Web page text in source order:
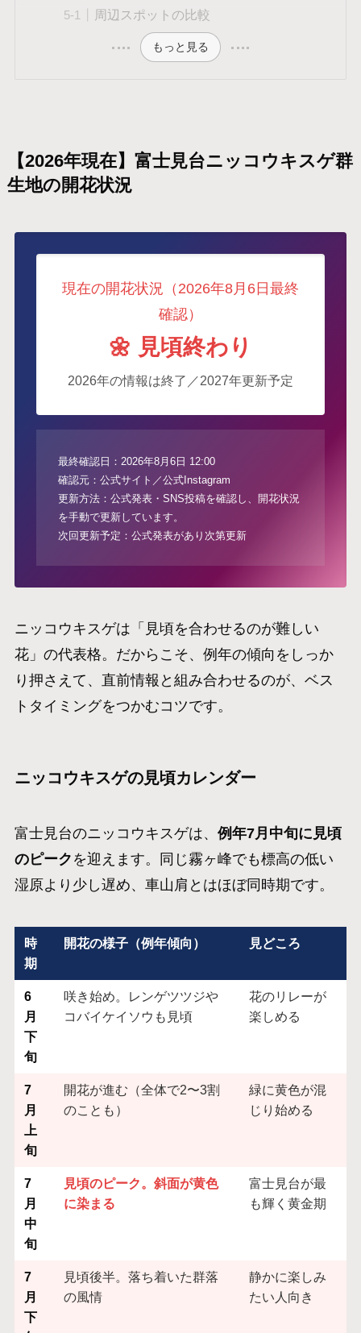
周辺スポットの比較
もっと見る
【2026年現在】富士見台ニッコウキスゲ群
生地の開花状況
現在の開花状況（2026年8月6日最終
確認）
🌼 見頃終わり
2026年の情報は終了／2027年更新予定
最終確認日：2026年8月6日 12:00
確認元：公式サイト／公式Instagram
更新方法：公式発表・SNS投稿を確認し、開花状況
を手動で更新しています。
次回更新予定：公式発表があり次第更新
ニッコウキスゲは「見頃を合わせるのが難しい
花」の代表格。だからこそ、例年の傾向をしっか
り押さえて、直前情報と組み合わせるのが、ベス
トタイミングをつかむコツです。
ニッコウキスゲの見頃カレンダー
富士見台のニッコウキスゲは、 例年7月中旬に見頃
のピーク を迎えます。同じ霧ヶ峰でも標高の低い
湿原より少し遅め、車山肩とはほぼ同時期です。
時
期
開花の様子（例年傾向） 見どころ
6
月
下
旬
咲き始め。レンゲツツジや
コバイケイソウも見頃
花のリレーが
楽しめる
7
月
上
旬
開花が進む（全体で2〜3割
のことも）
緑に黄色が混
じり始める
7
月
中
旬
見頃のピーク。斜面が黄色
に染まる
富士見台が最
も輝く黄金期
7
月
下
見頃後半。落ち着いた群落
の風情
静かに楽しみ
たい人向き